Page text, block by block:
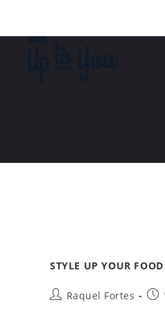
STYLE UP YOUR
Raquel Fortes